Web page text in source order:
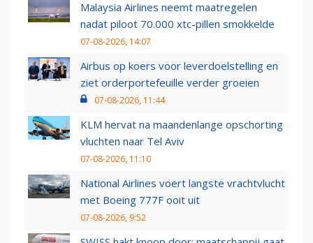
Malaysia Airlines neemt maatregelen
nadat piloot 70.000 xtc-pillen smokkelde
07-08-2026, 14:07
Airbus op koers voor leverdoelstelling en
ziet orderportefeuille verder groeien
07-08-2026, 11:44
KLM hervat na maandenlange opschorting
vluchten naar Tel Aviv
07-08-2026, 11:10
National Airlines voert langste vrachtvlucht
met Boeing 777F ooit uit
07-08-2026, 9:52